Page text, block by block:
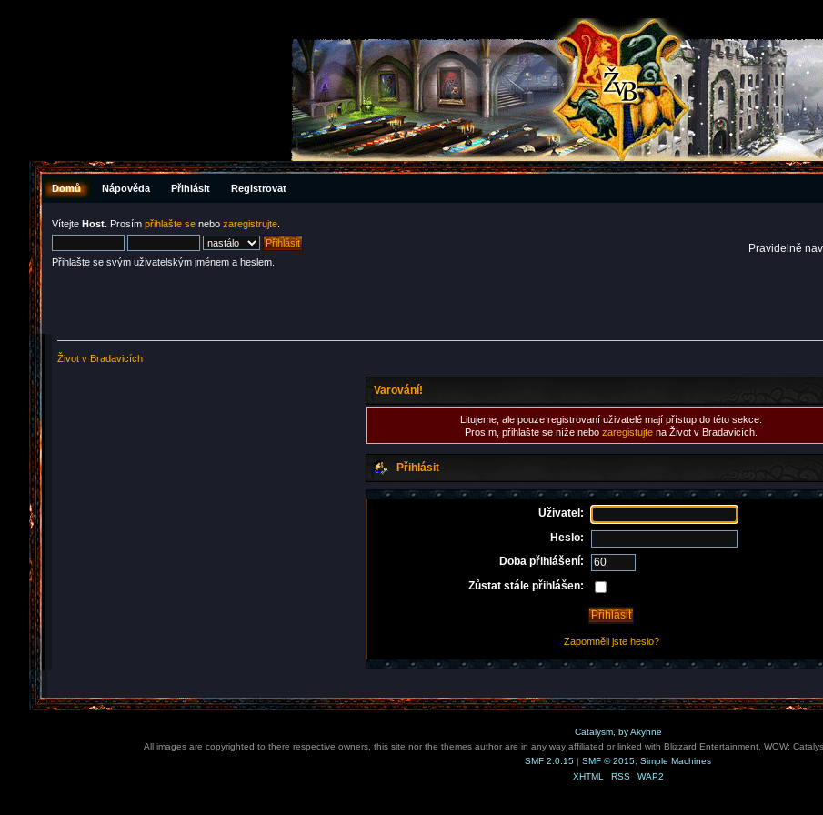
Domů Nápověda Přihlásit Registrovat
Vítejte Host . Prosím přihlašte se nebo zaregistrujte
Přihlašte se svým uživatelským jménem a heslem.
Pravidelně
Život v Bradavicích
Varování!
Litujeme, ale pouze registrovaní uživatelé mají přístup do této sekce.
Prosím, přihlašte se níže nebo zaregistujte na Život v Bradavicích.
Přihlásit
Uživatel:
Heslo:
Doba přihlášení:
Zůstat stále přihlášen:
Zapomněli jste heslo?
Catalysm, by Akyhne
All images are copyrighted to there respective owners, this site nor the themes author are in any way affiliated or linked with Blizzard Entertainment, WOW:
SMF 2.0.15 | SMF © 2015 Simple Machines
XHTML
RSS WAP2